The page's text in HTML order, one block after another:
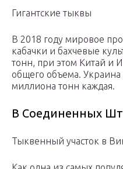
Гигантские тыквы
В 2018 году мировое
кабачки и бахчевые
тонн, при этом Китай и
общего объема.
миллиона тонн каждая.
В Соединенных
Тыквенный участок в